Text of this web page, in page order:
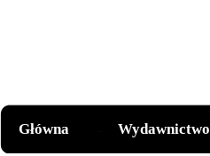
Główna Wydawnictwo